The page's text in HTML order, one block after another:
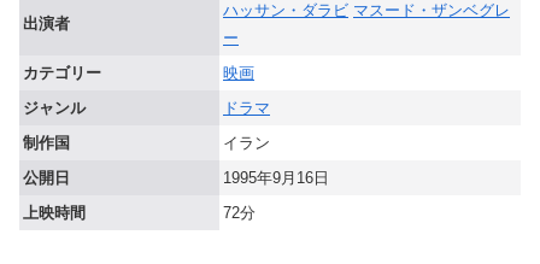
出演者
ハッサン・ダラビ マスード・ザンベグレ
ー
カテゴリー
映画
ジャンル
ドラマ
制作国
イラン
公開日
1995年9月16日
上映時間
72分